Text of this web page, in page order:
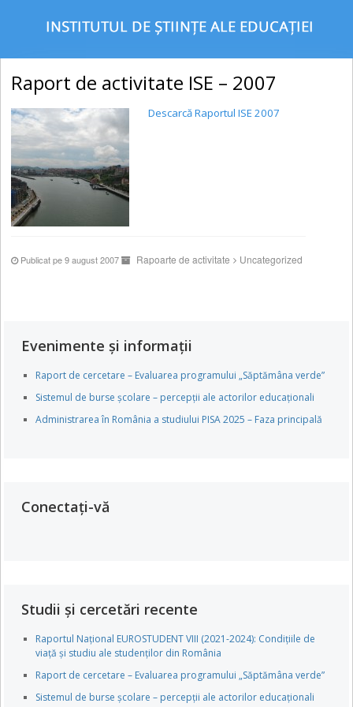
Raport de activitate ISE – 2007
Descarcă Raportul ISE2007
Publicat pe 9 august 2007 Rapoarte de activitate Uncategorized
Evenimente și informații
Raport de cercetare – Evaluarea programului „Săptămâna verde”
Sistemul de burse școlare – percepții ale actorilor educaționali
Administrarea în România a studiului PISA 2025 – Faza principală
Conectați-vă
Studii și cercetări recente
Raportul Național EUROSTUDENT VIII (2021-2024): Condițiile de
viață și studiu ale studenților din România
Raport de cercetare – Evaluarea programului „Săptămâna verde”
Sistemul de burse școlare – percepții ale actorilor educaționali